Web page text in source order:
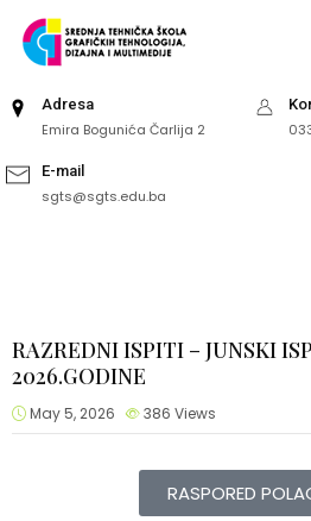
Adresa
Emira Bogunića Čarlija 2
E-mail
sgts@sgts.edu.ba
RAZREDNI ISPITI – JUNSKI
2026.GODINE
May 5, 2026 386 Views
RASPORED